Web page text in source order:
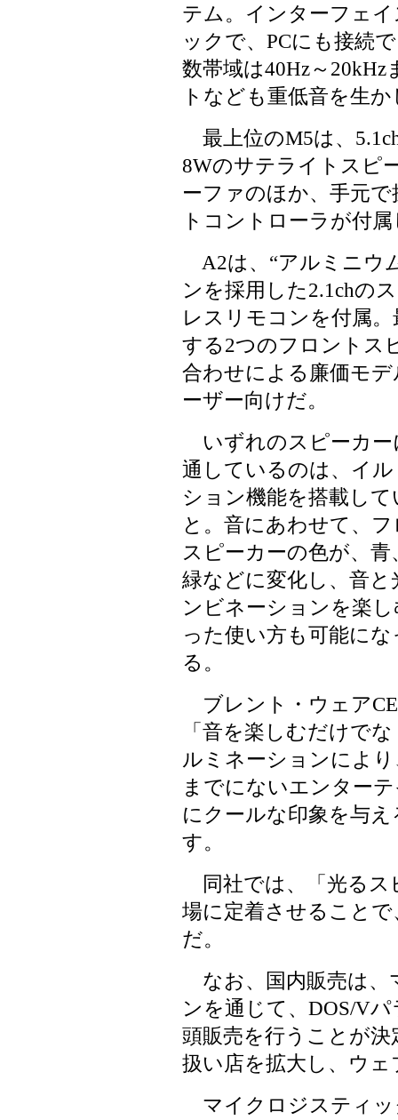
テム。インターフェ
ックで、PCにも接続
数帯域は40Hz～20kHz
トなども重低音を生
最上位のM5は、
8Wのサテライトスピ
ーファのほか、手元
トコントローラが付
A2は、“アルミニウ
ンを採用した2.1chの
レスリモコンを付属
する2つのフロントス
合わせによる廉価モ
ーザー向けだ。
いずれのスピーカー
通しているのは、イ
ション機能を搭載し
と。音にあわせて、
スピーカーの色が、青
緑などに変化し、音と
ンビネーションを楽
った使い方も可能に
る。
ブレント・ウェア
「音を楽しむだけで
ルミネーションによ
までにないエンター
にクールな印象を与
す。
同社では、「光るス
場に定着させること
だ。
なお、国内販売は、
ンを通じて、DOS/V
頭販売を行うことが
扱い店を拡大し、ウ
マイクロジスティッ